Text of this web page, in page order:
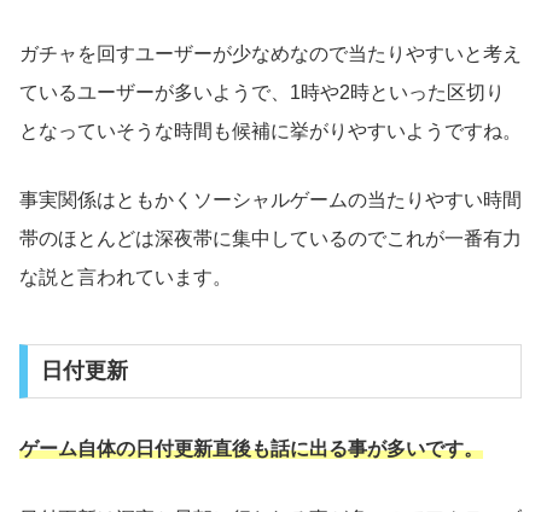
ガチャを回すユーザーが少なめなので当たりやすいと考え
ているユーザーが多いようで、1時や2時といった区切り
となっていそうな時間も候補に挙がりやすいようですね。
事実関係はともかくソーシャルゲームの当たりやすい時間
帯のほとんどは深夜帯に集中しているのでこれが一番有力
な説と言われています。
日付更新
ゲーム自体の日付更新直後も話に出る事が多いです。